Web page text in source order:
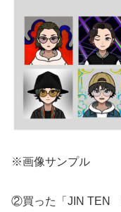
※画像サンプル
②買った「JIN TEN